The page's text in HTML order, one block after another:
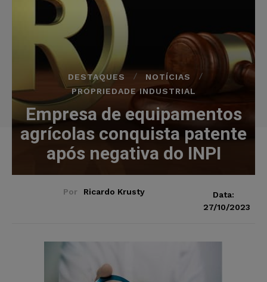
DESTAQUES
NOTÍCIAS
PROPRIEDADE INDUSTRIAL
Empresa de equipamentos
agrícolas conquista patente
após negativa do INPI
Por Ricardo Krusty
Data:
27/10/2023